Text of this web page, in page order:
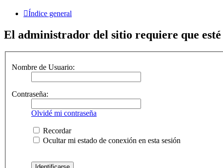
Índice general
El administrador del sitio requiere que
Nombre de Usuario:
Contraseña:
Olvidé mi contraseña
Recordar
Ocultar mi estado de conexión en esta sesión